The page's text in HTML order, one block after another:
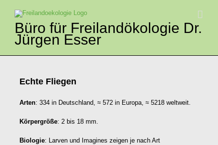
springenBüro für Freilandökologie Dr.
Jürgen Esser
Echte Fliegen
Arten: 334 in Deutschland, ≈ 572 in Europa, ≈ 5218 weltweit.
Körpergröße: 2 bis 18 mm.
Biologie: Larven und Imagines zeigen je nach Art